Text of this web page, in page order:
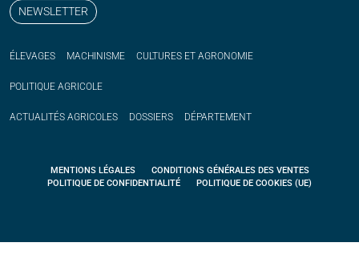
NEWSLETTER
ÉLEVAGES MACHINISME CULTURES ET AGRONOMIE
POLITIQUE AGRICOLE
ACTUALITÉS AGRICOLES DOSSIERS DÉPARTEMENT
MENTIONS LÉGALES
CONDITIONS GÉNÉRALES DES VENTES
POLITIQUE DE CONFIDENTIALITÉ
POLITIQUE DE COOKIES (UE)